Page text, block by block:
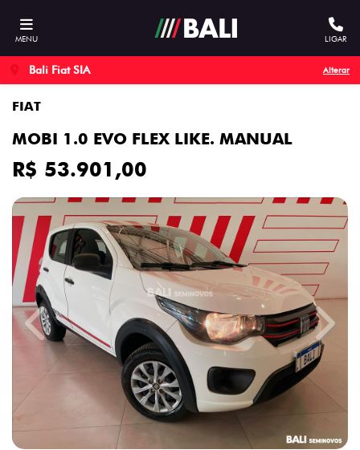
MENU LIGAR
Bali Fiat SIA Alterar
FIAT
MOBI 1.0 EVO FLEX LIKE. MANUAL
R$ 53.901,00
Previous Next